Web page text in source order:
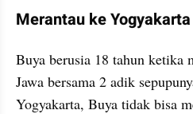
Merantau ke Yogyakarta
Buya berusia 18 tahun ketika
Jawa bersama 2 adik
Yogyakarta, Buya tidak bisa